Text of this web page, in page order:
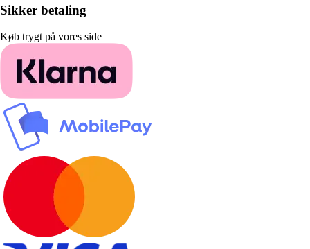
Sikker betaling
Køb trygt på vores side